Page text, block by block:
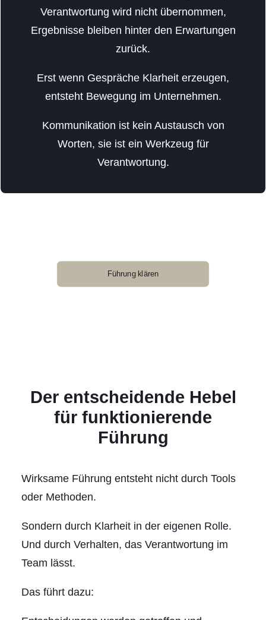
Verantwortung wird nicht übernommen,
Ergebnisse bleiben hinter den Erwartungen
zurück.
Erst wenn Gespräche Klarheit erzeugen,
entsteht Bewegung im Unternehmen.
Kommunikation ist kein Austausch von
Worten, sie ist ein Werkzeug für
Verantwortung.
Führung klären
Der entscheidende Hebel
für funktionierende
Führung
Wirksame Führung entsteht nicht durch Tools
oder Methoden.
Sondern durch Klarheit in der eigenen Rolle.
Und durch Verhalten, das Verantwortung im
Team lässt.
Das führt dazu: